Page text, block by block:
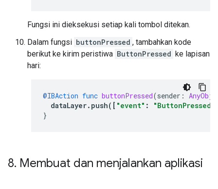
Fungsi ini dieksekusi setiap kali tombol ditekan.
Dalam fungsi buttonPressed , tambahkan kode
berikut ke kirim peristiwa ButtonPressed ke lapisan
hari:
@IBAction func buttonPressed(sender :
dataLayer. push([ "event" : "ButtonPressed"
}
8. Membuat dan menjalankan aplikasi